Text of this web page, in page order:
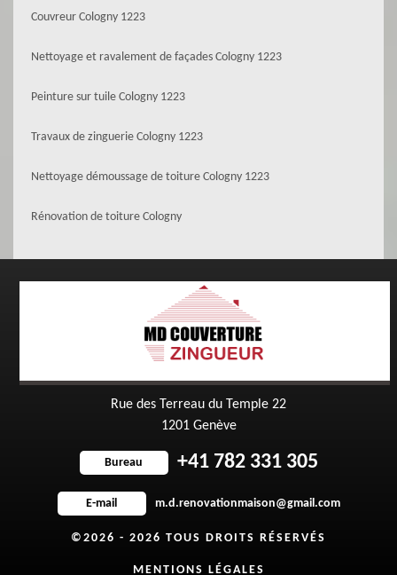
Couvreur Cologny 1223
Nettoyage et ravalement de façades Cologny 1223
Peinture sur tuile Cologny 1223
Travaux de zinguerie Cologny 1223
Nettoyage démoussage de toiture Cologny 1223
Rénovation de toiture Cologny
Rue des Terreau du Temple 22
1201 Genève
Bureau +41 782 331 305
E-mail m.d.renovationmaison@gmail.com
©2026 - 2026 TOUS DROITS RÉSERVÉS
MENTIONS LÉGALES